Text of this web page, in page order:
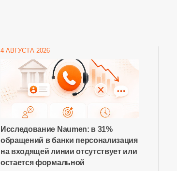
4 АВГУСТА 2026
Исследование Naumen: в 31%
обращений в банки персонализация
на входящей линии отсутствует или
остается формальной